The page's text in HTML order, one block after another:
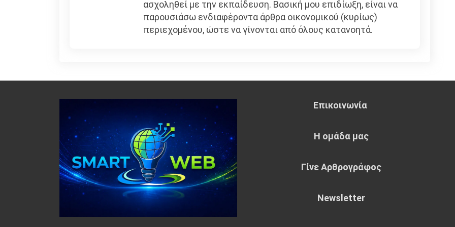
ασχοληθεί με την εκπαίδευση. Βασική μου επιδίωξη, είναι να
παρουσιάσω ενδιαφέροντα άρθρα οικονομικού (κυρίως)
περιεχομένου, ώστε να γίνονται από όλους κατανοητά.
Επικοινωνία
Η ομάδα μας
Γίνε Αρθρογράφος
Newsletter